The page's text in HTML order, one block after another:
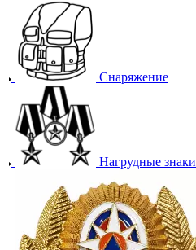
Снаряжение
Нагрудные знаки